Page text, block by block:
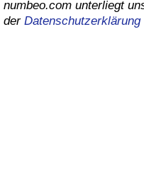
numbeo.com unterliegt
der Datenschutzerklärung
Kriminalitäts-Index